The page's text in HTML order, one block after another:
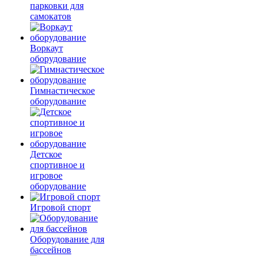
парковки для
самокатов
Воркаут
оборудование
Гимнастическое
оборудование
Детское
спортивное и
игровое
оборудование
Игровой спорт
Оборудование для
бассейнов